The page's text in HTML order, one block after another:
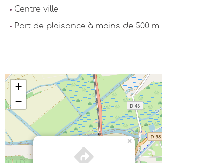
Centre ville
Port de plaisance à moins de 500 m
×
+
−